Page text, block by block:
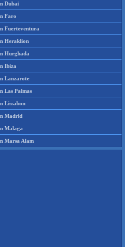
Dubai
Faro
Fuerteventura
Heraklion
Hurghada
Ibiza
Lanzarote
Las Palmas
Lissabon
Madrid
Malaga
Marsa Alam